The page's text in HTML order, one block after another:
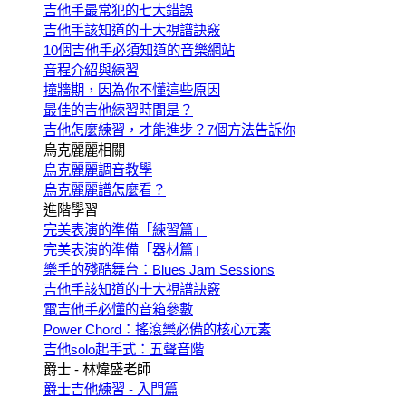
吉他手最常犯的七大錯誤
吉他手該知道的十大視譜訣竅
10個吉他手必須知道的音樂網站
音程介紹與練習
撞牆期，因為你不懂這些原因
最佳的吉他練習時間是？
吉他怎麼練習，才能進步？7個方法告訴你
烏克麗麗相關
烏克麗麗調音教學
烏克麗麗譜怎麼看？
進階學習
完美表演的準備「練習篇」
完美表演的準備「器材篇」
樂手的殘酷舞台：Blues Jam Sessions
吉他手該知道的十大視譜訣竅
電吉他手必懂的音箱參數
Power Chord：搖滾樂必備的核心元素
吉他solo起手式：五聲音階
爵士 - 林煒盛老師
爵士吉他練習 - 入門篇